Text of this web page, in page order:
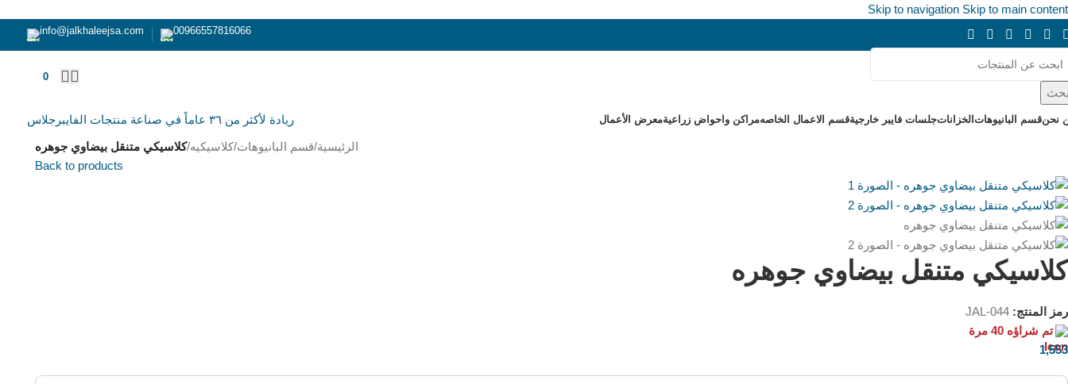
Skip to navigation Skip to main content
00966557816066
info@jalkhaleejsa.com
0
نحنقسم البانيوهاتالخزاناتجلسات فايبر خارجيةقسم الاعمال الخاصهمراكن واحواض زراعيةمعرض الأعمال ريادة لأكثر من ٣٦ عاماً في صناعة منتجات الفايبرجلاس
الرئيسية/قسم البانيوهات/كلاسيكيه/كلاسيكي متنقل بيضاوي جوهره
Back to products
كلاسيكي متنقل بيضاوي جوهره
رمز المنتج: JAL-044
تم شراؤه 40 مرة
1,553